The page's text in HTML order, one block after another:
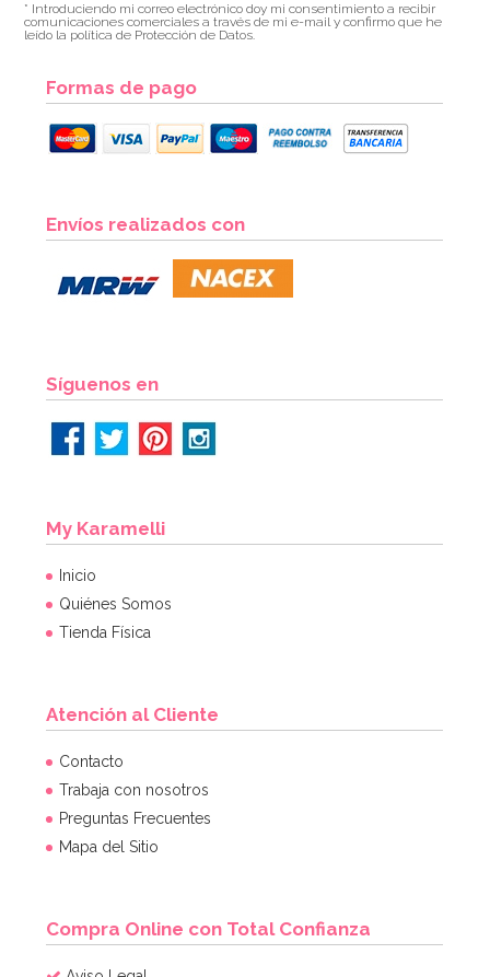
* Introduciendo mi correo electrónico doy mi consentimiento a recibir
comunicaciones comerciales a través de mi e-mail y confirmo que he
leído la política de Protección de Datos.
Formas de pago
Envíos realizados con
Síguenos en
My Karamelli
Inicio
Quiénes Somos
Tienda Física
Atención al Cliente
Contacto
Trabaja con nosotros
Preguntas Frecuentes
Mapa del Sitio
Compra Online con Total Confianza